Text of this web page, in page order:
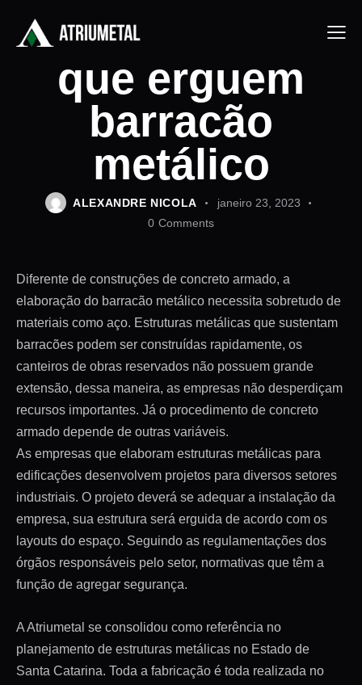
Empresas
que erguem
barracão
metálico
ALEXANDRE NICOLA
janeiro 23, 2023
0 Comments
Diferente de construções de concreto armado, a
elaboração do barracão metálico necessita sobretudo de
materiais como aço. Estruturas metálicas que sustentam
barracões podem ser construídas rapidamente, os
canteiros de obras reservados não possuem grande
extensão, dessa maneira, as empresas não desperdiçam
recursos importantes. Já o procedimento de concreto
armado depende de outras variáveis.
As empresas que elaboram estruturas metálicas para
edificações desenvolvem projetos para diversos setores
industriais. O projeto deverá se adequar a instalação da
empresa, sua estrutura será erguida de acordo com os
layouts do espaço. Seguindo as regulamentações dos
órgãos responsáveis pelo setor, normativas que têm a
função de agregar segurança.
A Atriumetal se consolidou como referência no
planejamento de estruturas metálicas no Estado de
Santa Catarina. Toda a fabricação é toda realizada no